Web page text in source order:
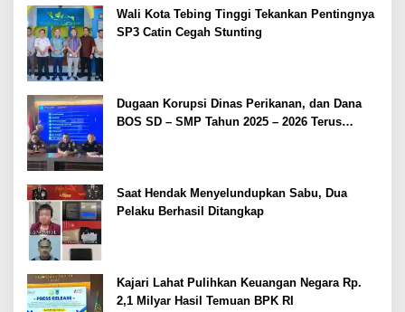
Wali Kota Tebing Tinggi Tekankan Pentingnya
SP3 Catin Cegah Stunting
Dugaan Korupsi Dinas Perikanan, dan Dana
BOS SD – SMP Tahun 2025 – 2026 Terus
Saat Hendak Menyelundupkan Sabu, Dua
Pelaku Berhasil Ditangkap
Kajari Lahat Pulihkan Keuangan Negara Rp.
2,1 Milyar Hasil Temuan BPK RI